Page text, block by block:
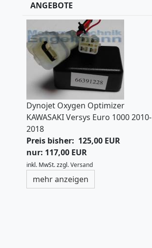
ANGEBOTE
Dynojet Oxygen Optimizer
KAWASAKI Versys Euro 1000 2010-
2018
Preis bisher: 125,00 EUR
nur: 117,00 EUR
inkl. MwSt.zzgl.Versand
mehr anzeigen